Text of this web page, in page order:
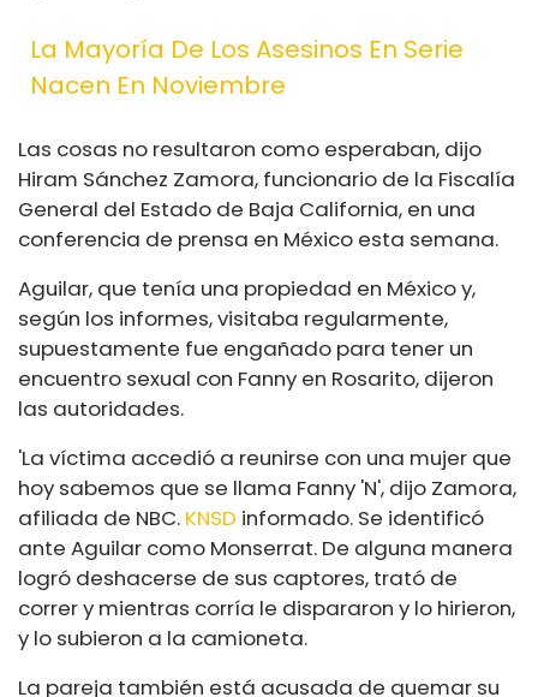
La Mayoría De Los Asesinos En Serie
Nacen En Noviembre
Las cosas no resultaron como esperaban, dijo
Hiram Sánchez Zamora, funcionario de la Fiscalía
General del Estado de Baja California, en una
conferencia de prensa en México esta semana.
Aguilar, que tenía una propiedad en México y,
según los informes, visitaba regularmente,
supuestamente fue engañado para tener un
encuentro sexual con Fanny en Rosarito, dijeron
las autoridades.
'La víctima accedió a reunirse con una mujer que
hoy sabemos que se llama Fanny 'N', dijo Zamora,
afiliada de NBC. KNSD informado. Se identificó
ante Aguilar como Monserrat. De alguna manera
logró deshacerse de sus captores, trató de
correr y mientras corría le dispararon y lo hirieron,
y lo subieron a la camioneta.
La pareja también está acusada de quemar su